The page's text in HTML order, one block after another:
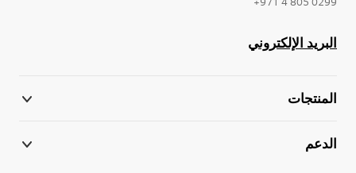
البريد الإلكتروني
المنتجات
الدعم